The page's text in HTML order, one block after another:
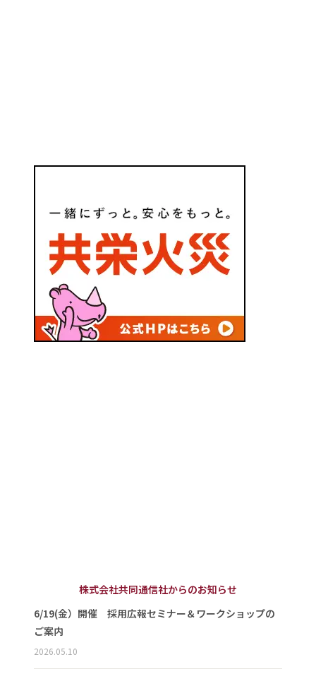
株式会社共同通信社からのお知らせ
6/19(金）開催 採用広報セミナー＆ワークショップの
ご案内
2026.05.10